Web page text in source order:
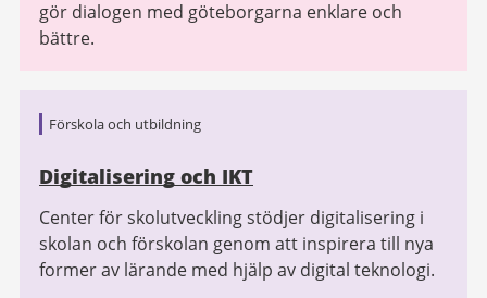
gör dialogen med göteborgarna enklare och
bättre.
Förskola och utbildning
Digitalisering och IKT
Center för skolutveckling stödjer digitalisering i
skolan och förskolan genom att inspirera till nya
former av lärande med hjälp av digital teknologi.